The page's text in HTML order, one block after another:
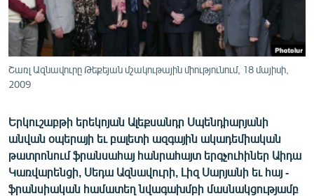
ՍՊՈՐՏ
ՄԵԿՆԱԲԱՆՈՒԹՅՈՒՆ
ՏՏ ԵՒ ԻՆՏԵՐՆԵՏ
ԿՈՐՈՆԱՎԻՐՈՒՍ
ՏԵՍԱՆՅՈՒԹԵՐ
ԲԱՆԱՎԵՃ
ՁԳՏԵԼՈՎ ԼԱՎԱԳՈՒՅՆԻՆ
Շառլ Ազնավուրը Թեքեյան մշակութային միությունում, 18 մայիսի,
2009
Երկուշաբթի երեկոյան Ալեքսանդր Սպենդիարյանի
անվան օպերայի եւ բալետի ազգային ակադեմիական
թատրոնում ֆրանսահայ հանրահայտ երգչուհիներ Աիդա
Կառվարենցի, Սեդա Ազնավուրի, Լիզ Սարյանի եւ հայ -
ֆրանսիական համատեղ նվագախմբի մասնակցությամբ